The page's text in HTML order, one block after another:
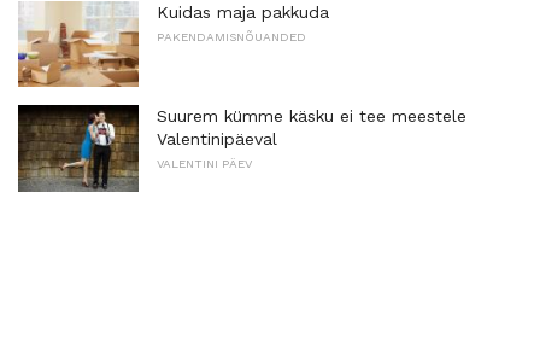
Kuidas maja pakkuda
PAKENDAMISNÕUANDED
Suurem kümme käsku ei tee meestele
Valentinipäeval
VALENTINI PÄEV